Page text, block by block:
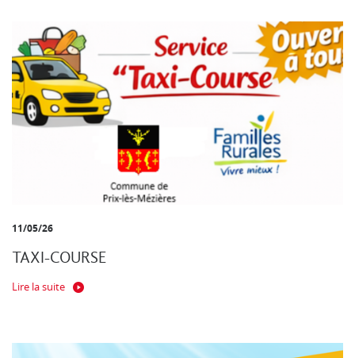
11/05/26
TAXI-COURSE
Lire la suite